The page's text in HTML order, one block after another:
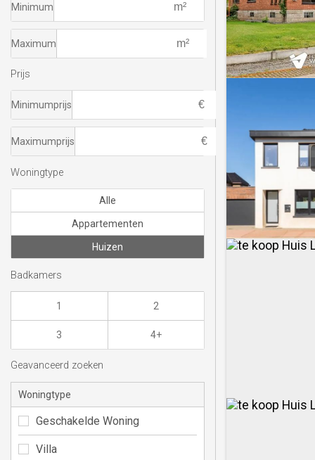
Minimum
Maximum
Prijs
Minimumprijs
Maximumprijs
Woningtype
Alle
Appartementen
Huizen
Badkamers
1 2
3 4+
Geavanceerd zoeken
Woningtype
Geschakelde Woning
Villa